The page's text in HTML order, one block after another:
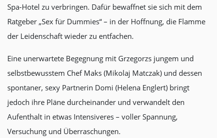
Spa-Hotel zu verbringen. Dafür bewaffnet sie sich mit dem
Ratgeber „Sex für Dummies“ – in der Hoffnung, die Flamme
der Leidenschaft wieder zu entfachen.
Eine unerwartete Begegnung mit Grzegorzs jungem und
selbstbewusstem Chef Maks (Mikolaj Matczak) und dessen
spontaner, sexy Partnerin Domi (Helena Englert) bringt
jedoch ihre Pläne durcheinander und verwandelt den
Aufenthalt in etwas Intensiveres – voller Spannung,
Versuchung und Überraschungen.